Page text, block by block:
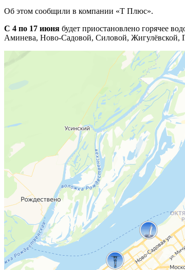
Об этом сообщили в компании «Т Плюс».
С 4 по 17 июня будет приостановлено горячее
Аминева, Ново-Садовой, Силовой, Жигулёвской,